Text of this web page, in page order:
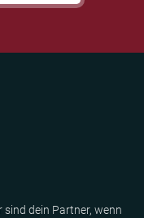
sind dein Partner, wenn